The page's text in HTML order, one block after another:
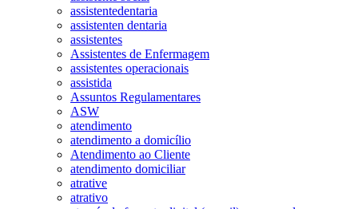
assistentedentaria
assistenten dentaria
assistentes
Assistentes de Enfermagem
assistentes operacionais
assistida
Assuntos Regulamentares
ASW
atendimento
atendimento a domicílio
Atendimento ao Cliente
atendimento domiciliar
atrative
atrativo